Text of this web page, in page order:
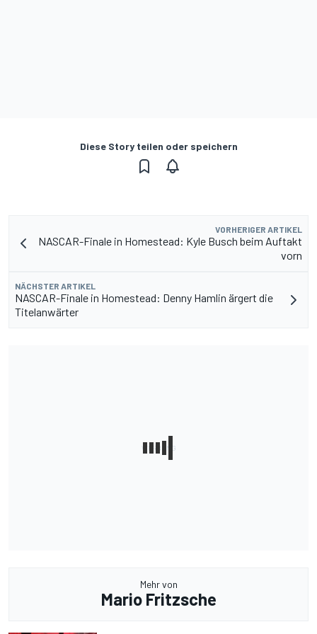
Diese Story teilen oder speichern
VORHERIGER ARTIKEL
NASCAR-Finale in Homestead: Kyle Busch beim Auftakt
vorn
NÄCHSTER ARTIKEL
NASCAR-Finale in Homestead: Denny Hamlin ärgert die
Titelanwärter
Mehr von
Mario Fritzsche